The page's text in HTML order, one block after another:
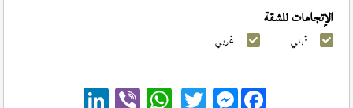
الإتجاهات للشقة
قبلي غربي
Messenger